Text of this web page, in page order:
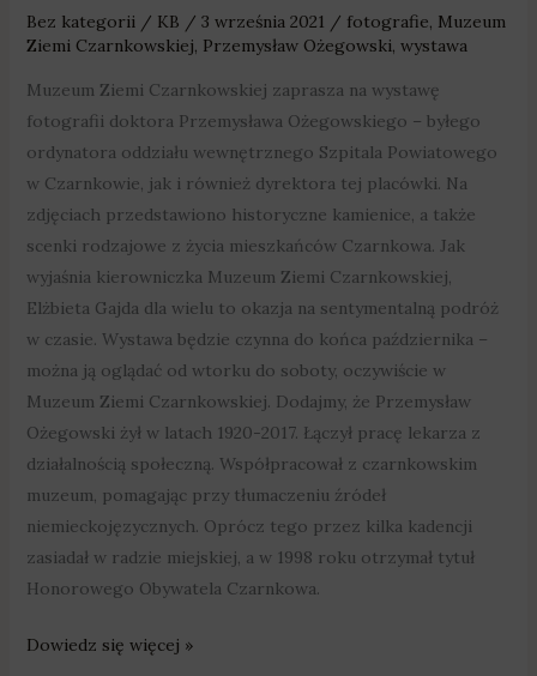
Bez kategorii/ KB / 3 września 2021 / fotografie, Muzeum
Ziemi Czarnkowskiej, Przemysław Ożegowski, wystawa
Muzeum Ziemi Czarnkowskiej zaprasza na wystawę
fotografii doktora Przemysława Ożegowskiego – byłego
ordynatora oddziału wewnętrznego Szpitala Powiatowego
w Czarnkowie, jak i również dyrektora tej placówki. Na
zdjęciach przedstawiono historyczne kamienice, a także
scenki rodzajowe z życia mieszkańców Czarnkowa. Jak
wyjaśnia kierowniczka Muzeum Ziemi Czarnkowskiej,
Elżbieta Gajda dla wielu to okazja na sentymentalną podróż
w czasie. Wystawa będzie czynna do końca października –
można ją oglądać od wtorku do soboty, oczywiście w
Muzeum Ziemi Czarnkowskiej. Dodajmy, że Przemysław
Ożegowski żył w latach 1920-2017. Łączył pracę lekarza z
działalnością społeczną. Współpracował z czarnkowskim
muzeum, pomagając przy tłumaczeniu źródeł
niemieckojęzycznych. Oprócz tego przez kilka kadencji
zasiadał w radzie miejskiej, a w 1998 roku otrzymał tytuł
Honorowego Obywatela Czarnkowa.
Dowiedz się więcej »